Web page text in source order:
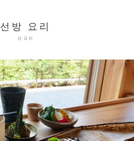
선방 요리
선 요리